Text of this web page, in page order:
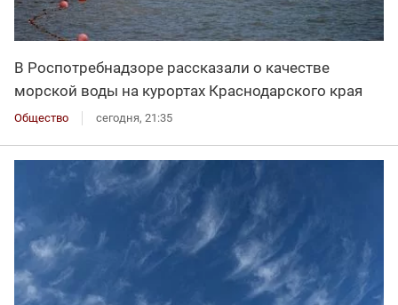
В Роспотребнадзоре рассказали о качестве
морской воды на курортах Краснодарского края
Общество сегодня, 21:35